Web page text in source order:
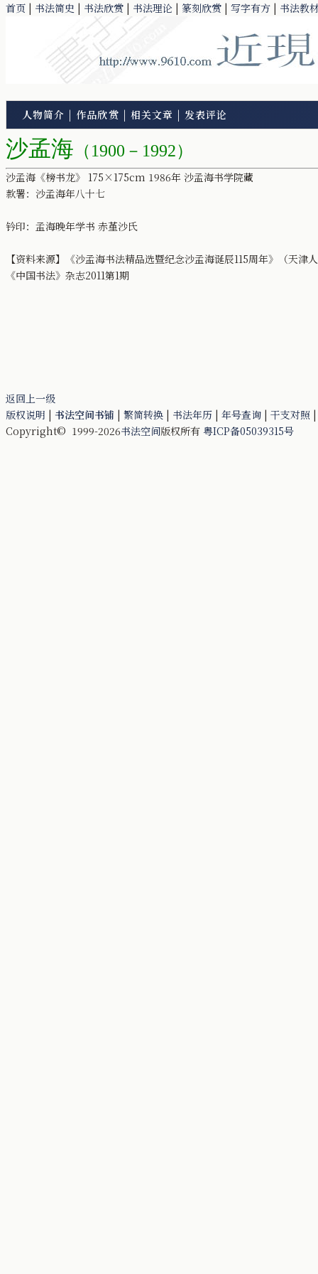
首页 | 书法简史 | 书法欣赏 | 书法理论 | 篆刻欣赏 | 写字有方 | 书法教
人物简介 | 作品欣赏 | 相关文章 | 发表评论
沙孟海 （1900－1992）
沙孟海《榜书龙》 175×175cm 1986年 沙孟海书学院藏
款署：沙孟海年八十七
钤印：孟海晚年学书 赤堇沙氏
【资料来源】《沙孟海书法精品选暨纪念沙孟海诞辰115周年》（天津
《中国书法》杂志2011第1期
返回上一级
版权说明 | 书法空间书铺 | 繁简转换 | 书法年历 | 年号查询 | 干支对照
Copyright© 1999-2026书法空间版权所有 粤ICP备05039315号